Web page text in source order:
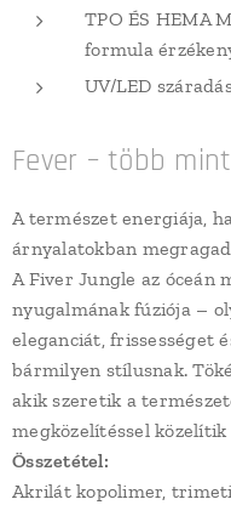
TPO ÉS HEMA
formula
UV/LED
Fever – több
A természet energiája,
árnyalatokban
A Fiver Jungle az óceán
nyugalmának fúziója –
eleganciát, frissességet
bármilyen stílusnak.
akik szeretik a
megközelítéssel közelítik
Összetétel:
Akrilát kopolimer,